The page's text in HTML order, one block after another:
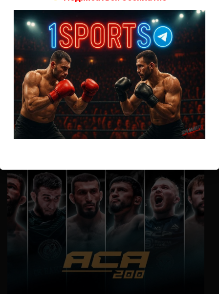
А как смотреть с ноутбука?
Анонимно кРасписание боев UFC
Кусок говна ты, существом даже нельзя ,такое как ты назвать!
АнонимнокКонор МакГрегор
УЧ
АнонимнокРэнди Браун — Николас Далби
не запускается ни один бой, реклама есть, а когда
заканчивается начинается загрузка видео длиною в жизнь.
Исправьте пожалуйста